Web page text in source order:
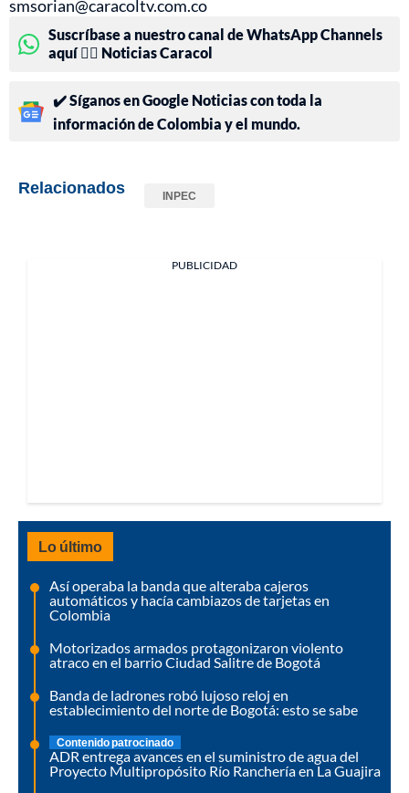
smsorian@caracoltv.com.co
Suscríbase a nuestro canal de WhatsApp Channels
aquí 👉🏻 Noticias Caracol
✔️ Síganos en Google Noticias con toda la
información de Colombia y el mundo.
Relacionados INPEC
PUBLICIDAD
Lo último
Así operaba la banda que alteraba cajeros
automáticos y hacía cambiazos de tarjetas en
Colombia
Motorizados armados protagonizaron violento
atraco en el barrio Ciudad Salitre de Bogotá
Banda de ladrones robó lujoso reloj en
establecimiento del norte de Bogotá: esto se sabe
Contenido patrocinado
ADR entrega avances en el suministro de agua del
Proyecto Multipropósito Río Ranchería en La Guajira